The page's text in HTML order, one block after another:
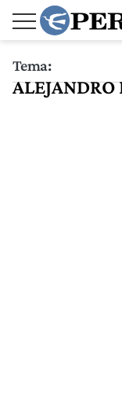
Tema:
ALEJANDRO